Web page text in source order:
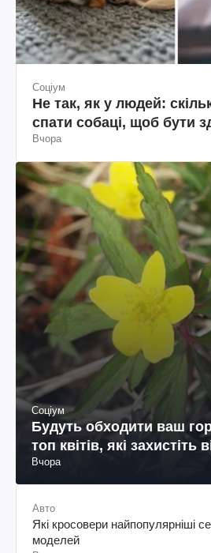
Соціум
Не так, як у людей:
спати собаці, щоб бути
Вчора
Соціум
Будуть обходити ваш
топ квітів, які захистіть
Вчора
Авто
Які кросовери найпопулярніші
моделей